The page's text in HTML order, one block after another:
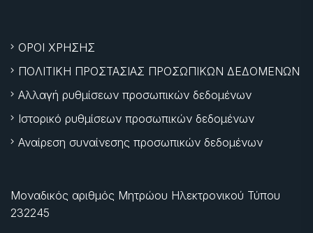
ΟΡΟΙ ΧΡΗΣΗΣ
ΠΟΛΙΤΙΚΗ ΠΡΟΣΤΑΣΙΑΣ ΠΡΟΣΩΠΙΚΩΝ ΔΕΔΟΜΕΝΩΝ
Αλλαγή ρυθμίσεων προσωπικών δεδομένων
Ιστορικό ρυθμίσεων προσωπικών δεδομένων
Αναίρεση συναίνεσης προσωπικών δεδομένων
Μοναδικός αριθμός Μητρώου Ηλεκτρονικού Τύπου
232245